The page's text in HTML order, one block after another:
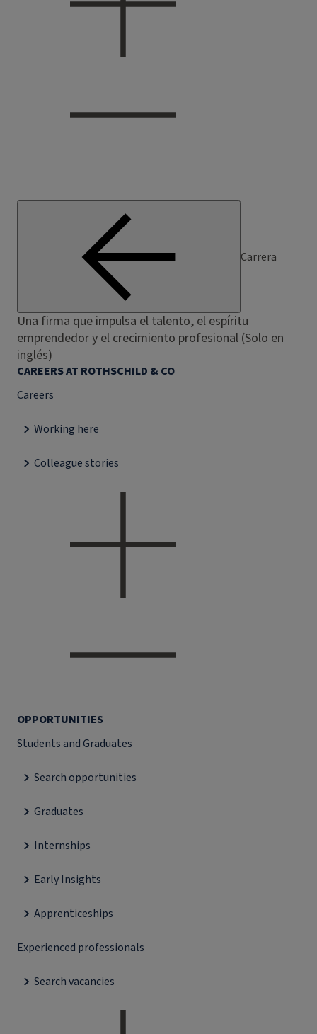
Carrera
Una firma que impulsa el talento, el espíritu
emprendedor y el crecimiento profesional (Solo en
inglés)
CAREERS AT ROTHSCHILD & CO
Careers
Working here
Colleague stories
OPPORTUNITIES
Students and Graduates
Search opportunities
Graduates
Internships
Early Insights
Apprenticeships
Experienced professionals
Search vacancies